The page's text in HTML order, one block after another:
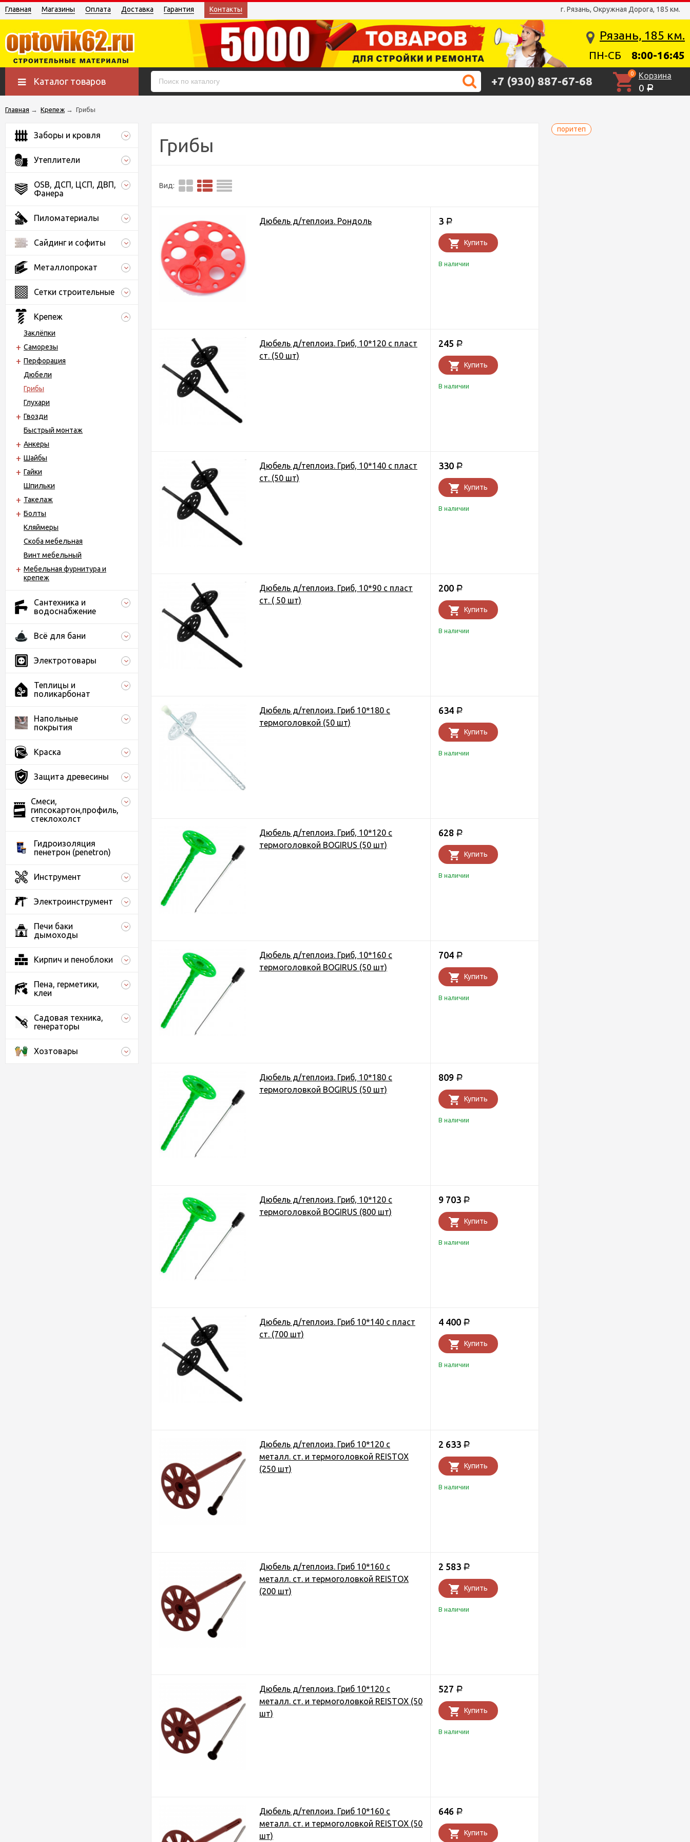
г. Рязань, Окружная Дорога, 185 км.
Главная Магазины Оплата Доставка Гарантия Контакты
Рязань, 185 км.
ПН-СБ 8:00-16:45
Каталог товаров +7 (930) 887-67-68
0 Корзина
0 Р
Главная → Крепеж → Грибы
поритеп
Заборы и кровля
Утеплители
OSB, ДСП, ЦСП, ДВП,
Фанера
Пиломатериалы
Сайдинг и софиты
Металлопрокат
Сетки строительные
Крепеж
Заклёпки
Саморезы
Перфорация
Дюбели
Грибы
Глухари
Гвозди
Быстрый монтаж
Анкеры
Шайбы
Гайки
Шпильки
Такелаж
Болты
Кляймеры
Скоба мебельная
Винт мебельный
Мебельная фурнитура и
крепеж
Сантехника и
водоснабжение
Всё для бани
Электротовары
Теплицы и
поликарбонат
Напольные
покрытия
Краска
Защита древесины
Смеси,
гипсокартон,профиль,
стеклохолст
Гидроизоляция
пенетрон (penetron)
Инструмент
Электроинструмент
Печи баки
дымоходы
Кирпич и пеноблоки
Пена, герметики,
клеи
Садовая техника,
генераторы
Хозтовары
Грибы
Вид:
Дюбель д/теплоиз. Рондоль 3 Р
Купить
В наличии
Дюбель д/теплоиз. Гриб, 10*120 с пласт
ст. (50 шт)
245 Р
Купить
В наличии
Дюбель д/теплоиз. Гриб, 10*140 с пласт
ст. (50 шт)
330 Р
Купить
В наличии
Дюбель д/теплоиз. Гриб, 10*90 с пласт
ст. ( 50 шт)
200 Р
Купить
В наличии
Дюбель д/теплоиз. Гриб 10*180 с
термоголовкой (50 шт)
634 Р
Купить
В наличии
Дюбель д/теплоиз. Гриб, 10*120 с
термоголовкой BOGIRUS (50 шт)
628 Р
Купить
В наличии
Дюбель д/теплоиз. Гриб, 10*160 с
термоголовкой BOGIRUS (50 шт)
704 Р
Купить
В наличии
Дюбель д/теплоиз. Гриб, 10*180 с
термоголовкой BOGIRUS (50 шт)
809 Р
Купить
В наличии
Дюбель д/теплоиз. Гриб, 10*120 с
термоголовкой BOGIRUS (800 шт)
9 703 Р
Купить
В наличии
Дюбель д/теплоиз. Гриб 10*140 с пласт
ст. (700 шт)
4 400 Р
Купить
В наличии
Дюбель д/теплоиз. Гриб 10*120 с
металл. ст. и термоголовкой REISTOX
(250 шт)
2 633 Р
Купить
В наличии
Дюбель д/теплоиз. Гриб 10*160 с
металл. ст. и термоголовкой REISTOX
(200 шт)
2 583 Р
Купить
В наличии
Дюбель д/теплоиз. Гриб 10*120 с
металл. ст. и термоголовкой REISTOX (50
шт)
527 Р
Купить
В наличии
Дюбель д/теплоиз. Гриб 10*160 с
металл. ст. и термоголовкой REISTOX (50
шт)
646 Р
Купить